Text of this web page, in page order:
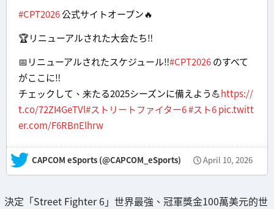
#CPT2026公式サイトオープン🔥
🏆リニューアルされた大会たち‼
📅リニューアルされたスケジュール‼#CPT2026のすべて
がここに‼
チェックして、来たる2025シーズンに備えよう💪https://
t.co/72ZI4GeTVl#ストリートファイター6#スト6pic.twitt
er.com/F6RBnElhrw
— CAPCOM eSports (@CAPCOM_eSports) April 10, 2026
決定「Street Fighter 6」世界最強、冠軍獎金100萬美元的世